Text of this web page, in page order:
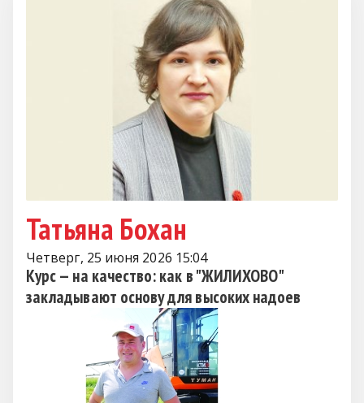
Татьяна Бохан
Четверг, 25 июня 2026 15:04
Курс — на качество: как в "ЖИЛИХОВО"
закладывают основу для высоких надоев